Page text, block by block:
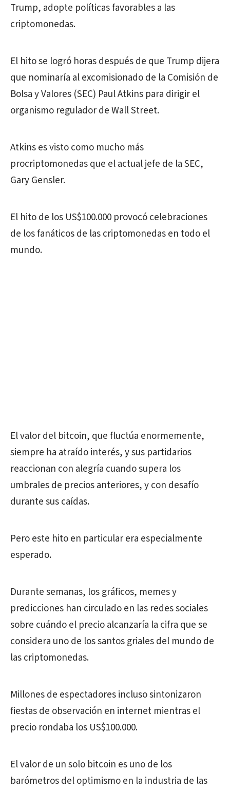
Trump, adopte políticas favorables a las
criptomonedas.
El hito se logró horas después de que Trump dijera
que nominaría al excomisionado de la Comisión de
Bolsa y Valores (SEC) Paul Atkins para dirigir el
organismo regulador de Wall Street.
Atkins es visto como mucho más
procriptomonedas que el actual jefe de la SEC,
Gary Gensler.
El hito de los US$100.000 provocó celebraciones
de los fanáticos de las criptomonedas en todo el
mundo.
El valor del bitcoin, que fluctúa enormemente,
siempre ha atraído interés, y sus partidarios
reaccionan con alegría cuando supera los
umbrales de precios anteriores, y con desafío
durante sus caídas.
Pero este hito en particular era especialmente
esperado.
Durante semanas, los gráficos, memes y
predicciones han circulado en las redes sociales
sobre cuándo el precio alcanzaría la cifra que se
considera uno de los santos griales del mundo de
las criptomonedas.
Millones de espectadores incluso sintonizaron
fiestas de observación en internet mientras el
precio rondaba los US$100.000.
El valor de un solo bitcoin es uno de los
barómetros del optimismo en la industria de las